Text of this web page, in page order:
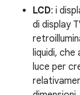
LCD: i
di display
liquidi, che
luce per